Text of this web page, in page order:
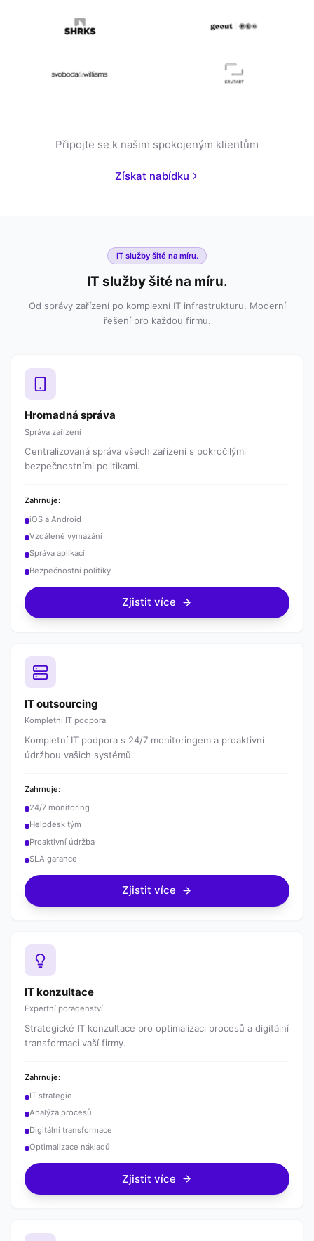
Připojte se k našim spokojeným klientům
Získat nabídku
IT služby šité na míru.
IT služby šité na míru.
Od správy zařízení po komplexní IT infrastrukturu. Moderní
řešení pro každou firmu.
Hromadná správa
Správa zařízení
Centralizovaná správa všech zařízení s pokročilými
bezpečnostními politikami.
Zahrnuje:
iOS a Android
Vzdálené vymazání
Správa aplikací
Bezpečnostní politiky
Zjistit více
IT outsourcing
Kompletní IT podpora
Kompletní IT podpora s 24/7 monitoringem a proaktivní
údržbou vašich systémů.
Zahrnuje:
24/7 monitoring
Helpdesk tým
Proaktivní údržba
SLA garance
Zjistit více
IT konzultace
Expertní poradenství
Strategické IT konzultace pro optimalizaci procesů a digitální
transformaci vaší firmy.
Zahrnuje:
IT strategie
Analýza procesů
Digitální transformace
Optimalizace nákladů
Zjistit více